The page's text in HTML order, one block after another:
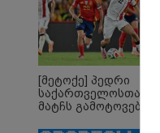
[მეტოქე] პედრი
საქართველოსთან
მატჩს გამოტოვებს